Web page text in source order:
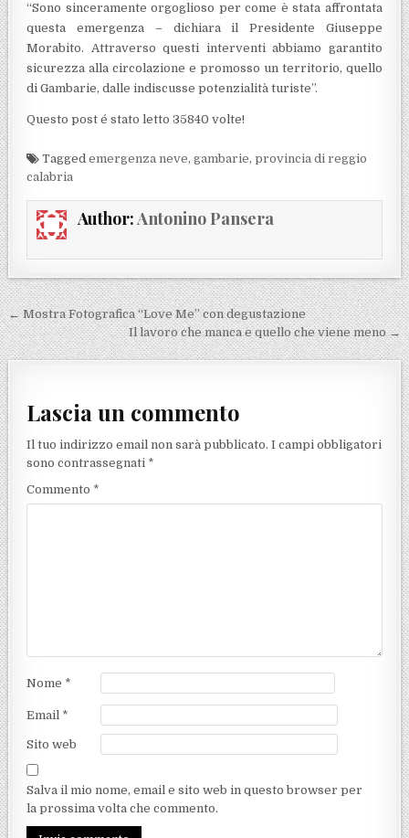
“Sono sinceramente orgoglioso per come è stata affrontata
questa emergenza – dichiara il Presidente Giuseppe
Morabito. Attraverso questi interventi abbiamo garantito
sicurezza alla circolazione e promosso un territorio, quello
di Gambarie, dalle indiscusse potenzialità turiste”.
Questo post é stato letto 35840 volte!
Taggedemergenza neve,gambarie,provincia di reggio
calabria
Author:Antonino Pansera
Navigazione articoli
← Mostra Fotografica “Love Me” con degustazione
Il lavoro che manca e quello che viene meno →
Lascia un commento
Il tuo indirizzo email non sarà pubblicato. I campi obbligatori
sono contrassegnati *
Commento *
Nome *
Email *
Sito web
Salva il mio nome, email e sito web in questo browser per
la prossima volta che commento.